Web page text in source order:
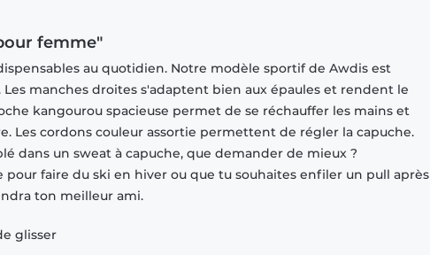
femme"
au quotidien. Notre modèle sportif de Awdis est
manches droites s'adaptent bien aux épaules et rendent le
kangourou spacieuse permet de se réchauffer les mains et
Les cordons couleur assortie permettent de régler la capuche.
dans un sweat à capuche, que demander de mieux ?
faire du ski en hiver ou que tu souhaites enfiler un pull après
ton meilleur ami.
glisser